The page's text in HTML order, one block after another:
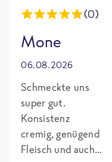
(0)
Mone
06.08.2026
Schmeckte uns
super gut.
Konsistenz
cremig, genügend
Fleisch und auch